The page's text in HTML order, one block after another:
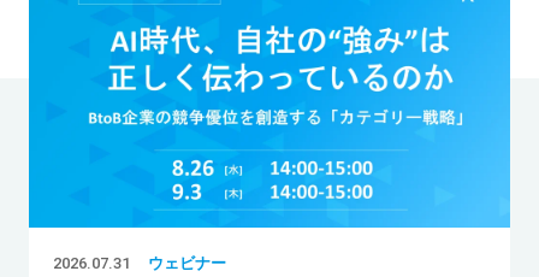
2026.07.31 ウェビナー